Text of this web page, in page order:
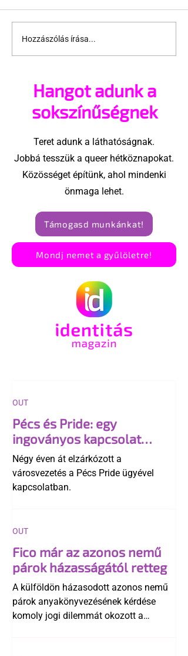
Nádasdy Ádámnak
sikerült értelmezni az
Hozzászólás írása...
Hangot adunk a
sokszínűségnek
Teret adunk a láthatóságnak.
Jobbá tesszük a queer hétköznapokat.
Közösséget építünk, ahol mindenki
önmaga lehet.
Támogasd munkánkat!
Mondj nemet a gyűlöletre!
Pécs és Pride: egy
ingoványos kapcsolat
története
Négy éven át elzárkózott a
városvezetés a Pécs Pride ügyével
kapcsolatban.
OUT
Fico már az azonos nemű
párok házasságától retteg
A külföldön házasodott azonos nemű
párok anyakönyvezésének kérdése
komoly jogi dilemmát okozott a
OUT